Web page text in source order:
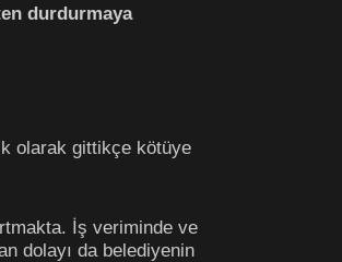
durdurmaya
olarak gittikçe kötüye
İş veriminde ve
dolayı da belediyenin